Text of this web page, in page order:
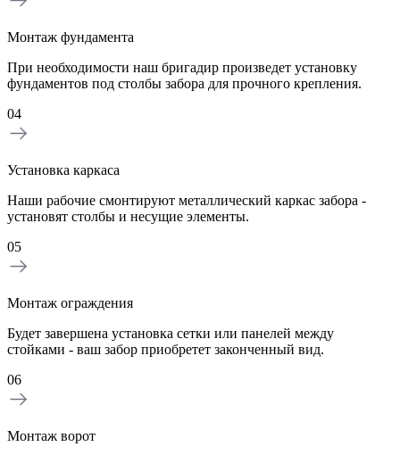
Монтаж фундамента
При необходимости наш бригадир произведет установку
фундаментов под столбы забора для прочного крепления.
04
Установка каркаса
Наши рабочие смонтируют металлический каркас забора -
установят столбы и несущие элементы.
05
Монтаж ограждения
Будет завершена установка сетки или панелей между
стойками - ваш забор приобретет законченный вид.
06
Монтаж ворот